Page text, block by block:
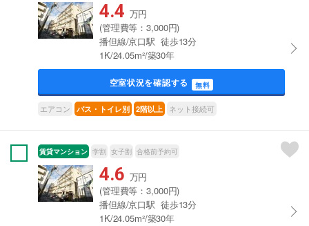
4.4 万円
(管理費等：3,000円)
播但線/京口駅 徒歩13分
1K/24.05m²/築30年
空室状況を確認する 無料
エアコン バス・トイレ別 2階以上 ネット接続可
賃貸マンション 学割 女子割 合格前予約可
4.6 万円
(管理費等：3,000円)
播但線/京口駅 徒歩13分
1K/24.05m²/築30年